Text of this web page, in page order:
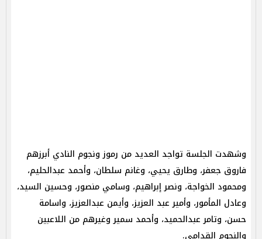
وشهدت الجلسة تواجد العديد من رموز ونجوم النادي أبرزهم
فاروق جعفر، وطارق يحيي، وغانم سلطان، وأحمد عبدالحليم،
ومحمود الخواجة، ونصر إبراهيم، وسامي منصور، وحسين السيد،
وعادل المأمور، وأمير عبد العزيز، وأيمن عبدالعزيز، واسامة
حسن، وتامر عبدالحميد، وأحمد سمير وغيرهم من اللاعبين
والنجوم القدامى.